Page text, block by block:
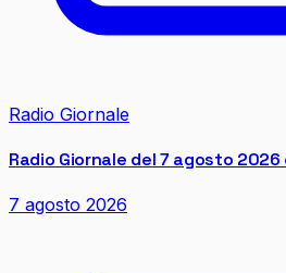
Radio Giornale
Radio Giornale del 7 agosto 2026
7 agosto 2026